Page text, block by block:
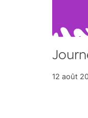
12 août